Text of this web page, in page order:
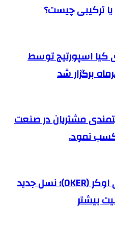
ترکیبی چیست؟
اسپورتیج توسط
برگزار شد
مشتریان در صنعت
کسب نمود.
معرفی کرکره فولادی اوکر (OKER)؛ نسل جدید
بیشتر